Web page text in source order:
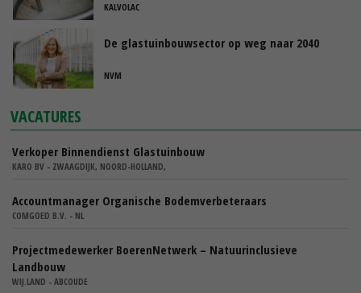
KALVOLAC
De glastuinbouwsector op weg naar 2040
NVM
VACATURES
Verkoper Binnendienst Glastuinbouw
KARO BV - ZWAAGDIJK, NOORD-HOLLAND,
Accountmanager Organische Bodemverbeteraars
COMGOED B.V. - NL
Projectmedewerker BoerenNetwerk – Natuurinclusieve
Landbouw
WIJ.LAND - ABCOUDE